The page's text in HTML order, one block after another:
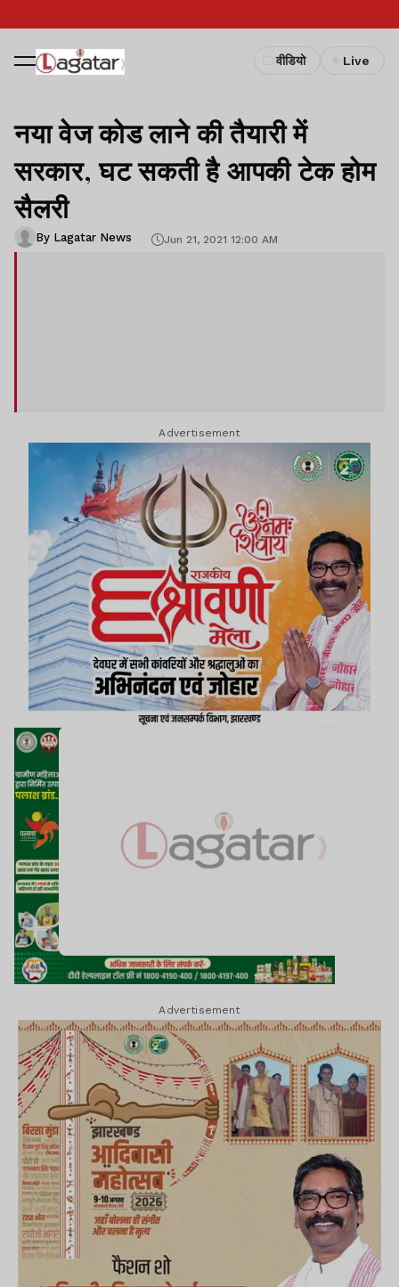
वीडियो Live
नया वेज कोड लाने की तैयारी में
सरकार, घट सकती है आपकी टेक होम
सैलरी
By Lagatar News Jun 21, 2021 12:00 AM
Advertisement
Advertisement